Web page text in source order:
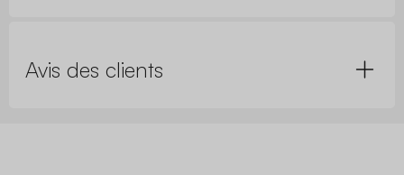
Avis des clients